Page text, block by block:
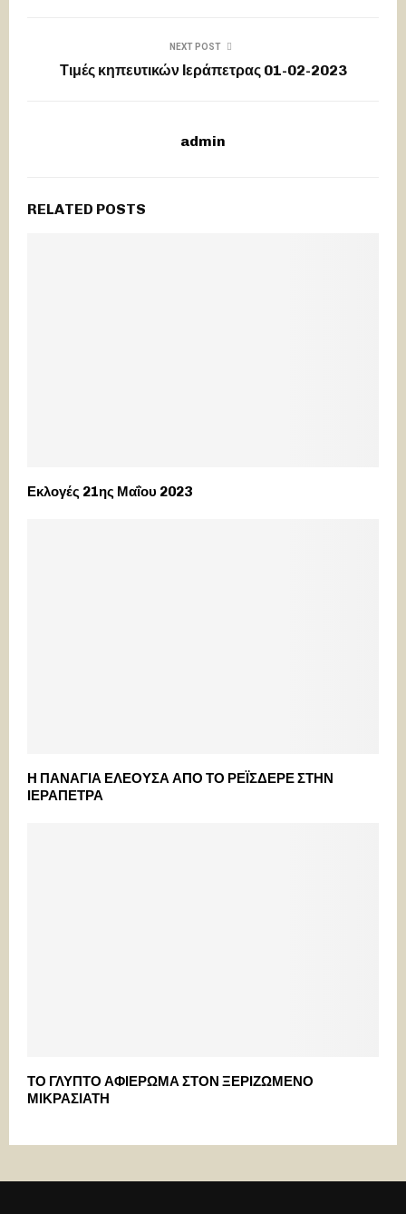
NEXT POST
Τιμές κηπευτικών Ιεράπετρας 01-02-2023
admin
RELATED POSTS
Εκλογές 21ης Μαΐου 2023
Η ΠΑΝΑΓΙΑ ΕΛΕΟΥΣΑ ΑΠΟ ΤΟ ΡΕΪΣΔΕΡΕ ΣΤΗΝ
ΙΕΡΑΠΕΤΡΑ
ΤΟ ΓΛΥΠΤΟ ΑΦΙΕΡΩΜΑ ΣΤΟΝ ΞΕΡΙΖΩΜΕΝΟ
ΜΙΚΡΑΣΙΑΤΗ